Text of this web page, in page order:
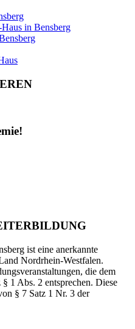
ist eine anerkannte
Nordrhein-Westfalen.
die dem
1 Abs. 2 entsprechen. Diese
§ 7 Satz 1 Nr. 3 der